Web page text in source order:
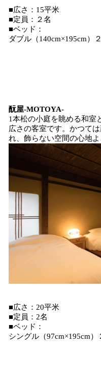
■広さ：15平米
■定員：２名
■ベッド：
ダブル（140cm×195cm）
酛屋-MOTOYA-
1本松の小庭を眺める和室
広さの客室です。かつて
れ、飾らない空間の心地よ
■広さ：20平米
■定員：2名
■ベッド：
シングル（97cm×195cm）